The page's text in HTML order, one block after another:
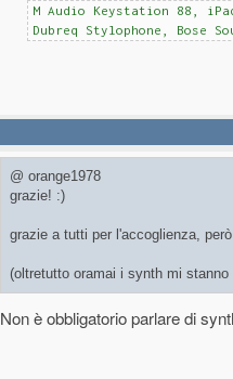
M Audio Keystation 88,
Dubreq Stylophone, Bose
@ orange1978
grazie! :)
grazie a tutti per l'accoglienza,
(oltretutto oramai i synth mi
Non è obbligatorio parlare di